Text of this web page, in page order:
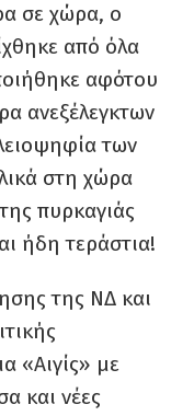
σε χώρα, ο
από όλα
αφότου
ανεξέλεγκτων
των
στη χώρα
πυρκαγιάς
ήδη τεράστια!
της ΝΔ και
«Αιγίς» με
και νέες